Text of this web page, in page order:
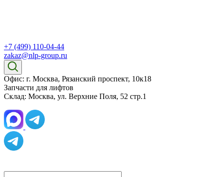
+7 (499) 110-04-44
zakaz@nlp-group.ru
Офис: г. Москва, Рязанский проспект, 10к18
Запчасти для лифтов
Склад: Москва, ул. Верхние Поля, 52 стр.1